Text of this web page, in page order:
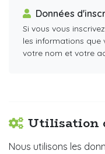
Données
Si vous vous
les informations que
votre nom et votre
Utilisation
Nous utilisons les